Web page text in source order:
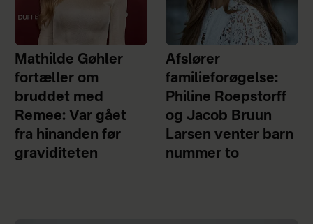
Mathilde Gøhler
fortæller om
bruddet med
Remee: Var gået
fra hinanden før
graviditeten
Afslører
familieforøgelse:
Philine Roepstorff
og Jacob Bruun
Larsen venter barn
nummer to